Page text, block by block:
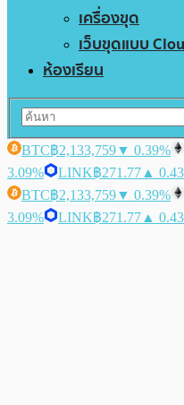
เครื่องขุด
เว็บขุดแบบ
ห้องเรียน
BTC฿2,133,759▼ 0.39%
3.09%
LINK฿271.77 ▲
BTC฿2,133,759▼ 0.39%
3.09%
LINK฿271.77 ▲